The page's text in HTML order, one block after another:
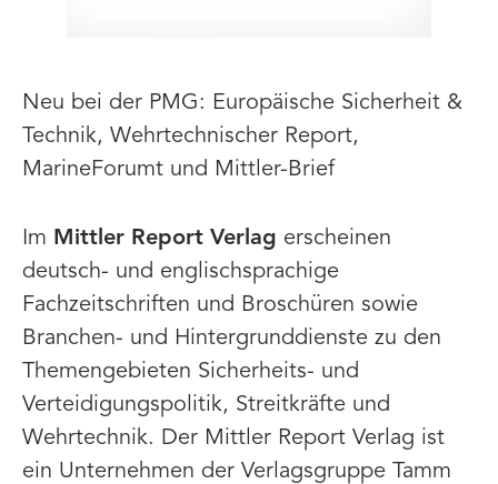
Neu bei der PMG: Europäische Sicherheit &
Technik, Wehrtechnischer Report,
MarineForumt und Mittler-Brief
Im Mittler Report Verlag erscheinen
deutsch- und englischsprachige
Fachzeitschriften und Broschüren sowie
Branchen- und Hintergrunddienste zu den
Themengebieten Sicherheits- und
Verteidigungspolitik, Streitkräfte und
Wehrtechnik. Der Mittler Report Verlag ist
ein Unternehmen der Verlagsgruppe Tamm